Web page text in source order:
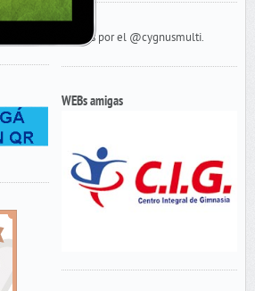
Tweets por el @cygnusmulti.
WEBs amigas